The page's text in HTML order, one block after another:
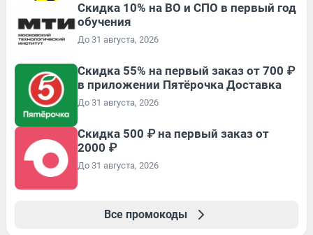
Скидка 10% на ВО и СПО в первый год
обучения
До 31 августа, 2026
Скидка 55% на первый заказ от 700 ₽
в приложении Пятёрочка Доставка
До 31 августа, 2026
Скидка 500 ₽ на первый заказ от
2000 ₽
До 31 августа, 2026
Все промокоды